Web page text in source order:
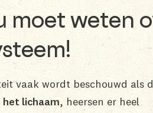
moet weten
vaak wordt beschouwd als
lichaam, heersen er heel